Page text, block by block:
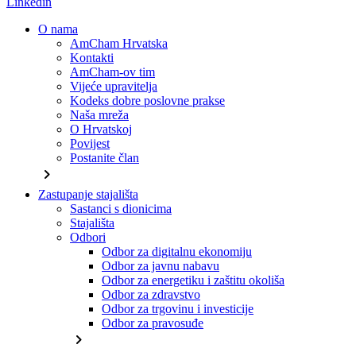
O nama
AmCham Hrvatska
Kontakti
AmCham-ov tim
Vijeće upravitelja
Kodeks dobre poslovne prakse
Naša mreža
O Hrvatskoj
Povijest
Postanite član
chevron_right
Zastupanje stajališta
Sastanci s dionicima
Stajališta
Odbori
Odbor za digitalnu ekonomiju
Odbor za javnu nabavu
Odbor za energetiku i zaštitu okoliša
Odbor za zdravstvo
Odbor za trgovinu i investicije
Odbor za pravosuđe
chevron_right